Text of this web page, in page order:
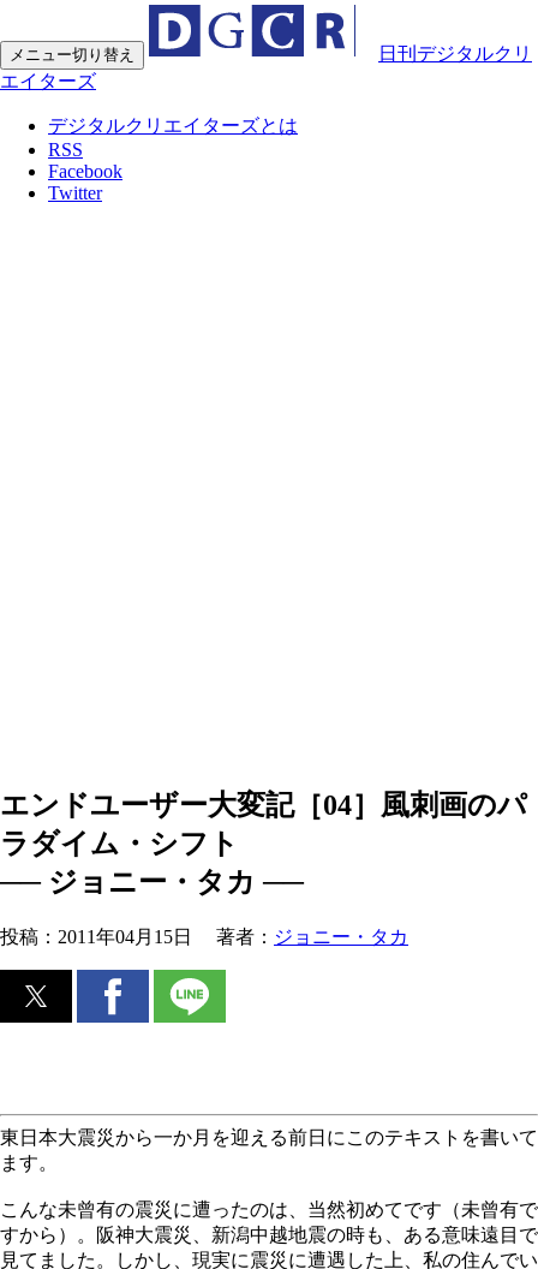
メニュー切り替え
日刊デジタルクリ
エイターズ
デジタルクリエイターズとは
RSS
Facebook
Twitter
エンドユーザー大変記［04］風刺画のパ
ラダイム・シフト
── ジョニー・タカ ──
投稿： 2011年04月15日 著者： ジョニー・タカ
東日本大震災から一か月を迎える前日にこのテキストを書いて
ます。
こんな未曾有の震災に遭ったのは、当然初めてです（未曾有で
すから）。阪神大震災、新潟中越地震の時も、ある意味遠目で
見てました。しかし、現実に震災に遭遇した上、私の住んでい